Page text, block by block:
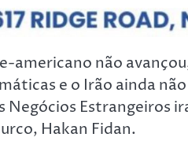
americano não
e o Irão ainda
Negócios Estrangeiros
Hakan Fidan.